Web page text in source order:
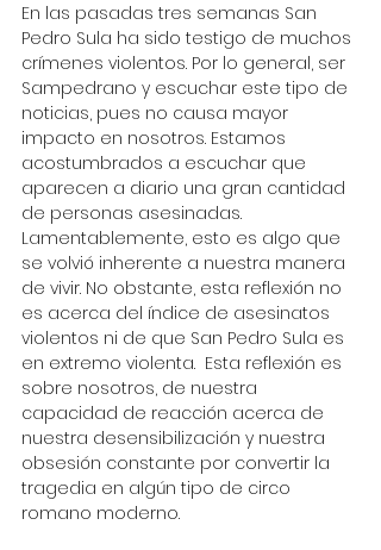
En las pasadas tres semanas San
Pedro Sula ha sido testigo de muchos
crímenes violentos. Por lo general, ser
Sampedrano y escuchar este tipo de
noticias, pues no causa mayor
impacto en nosotros. Estamos
acostumbrados a escuchar que
aparecen a diario una gran cantidad
de personas asesinadas.
Lamentablemente, esto es algo que
se volvió inherente a nuestra manera
de vivir. No obstante, esta reflexión no
es acerca del índice de asesinatos
violentos ni de que San Pedro Sula es
en extremo violenta.  Esta reflexión es
sobre nosotros, de nuestra
capacidad de reacción acerca de
nuestra desensibilización y nuestra
obsesión constante por convertir la
tragedia en algún tipo de circo
romano moderno.